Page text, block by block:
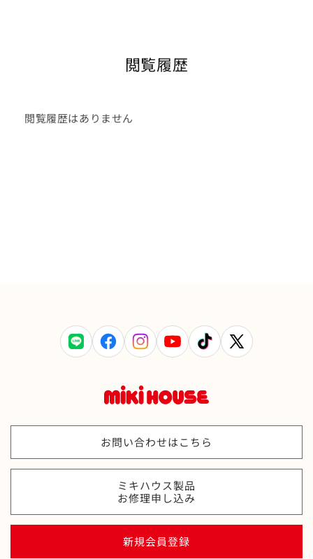
閲覧履歴
閲覧履歴はありません
LINE FacebookInstagramYouTube TikTok
X
(Twitter)
お問い合わせはこちら
ミキハウス製品
お修理申し込み
新規会員登録